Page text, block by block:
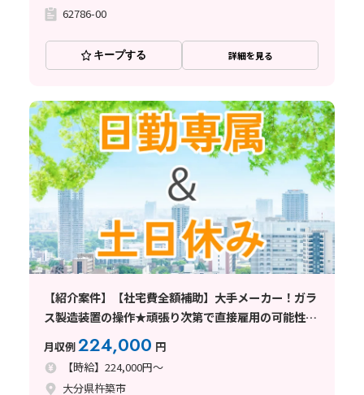
62786-00
キープする 詳細を見る
【紹介案件】【社宅費全額補助】大手メーカー！ガラ
ス製造装置の操作★頑張り次第で直接雇用の可能性も
月収例224,000 円
【時給】224,000円～
大分県杵築市